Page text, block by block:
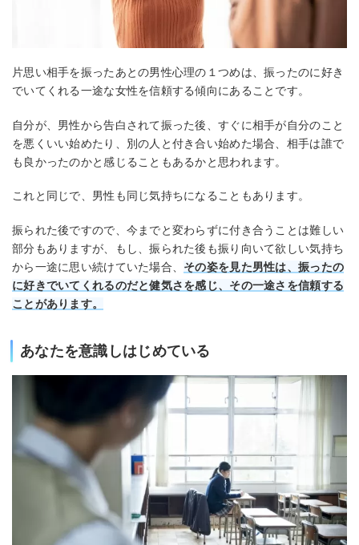
片思い相手を振ったあとの男性心理の１つめは、振ったのに好き
でいてくれる一途な女性を信頼する傾向にあることです。
自分が、男性から告白されて振った後、すぐに相手が自分のこと
を悪くいい始めたり、別の人と付き合い始めた場合、相手は誰で
も良かったのかと感じることもあるかと思われます。
これと同じで、男性も同じ気持ちになることもあります。
振られた後ですので、今までと変わらずに付き合うことは難しい
部分もありますが、もし、振られた後も振り向いて欲しい気持ち
から一途に思い続けていた場合、 その姿を見た男性は、振ったの
に好きでいてくれるのだと健気さを感じ、その一途さを信頼する
ことがあります。
あなたを意識しはじめている